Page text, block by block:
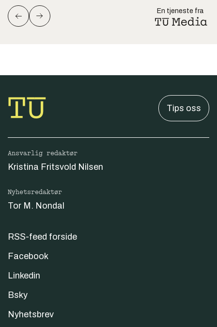
En tjeneste fra
Tips oss
Ansvarlig redaktør
Kristina Fritsvold Nilsen
Nyhetsredaktør
Tor M. Nondal
RSS-feed forside
Facebook
Linkedin
Bsky
Nyhetsbrev